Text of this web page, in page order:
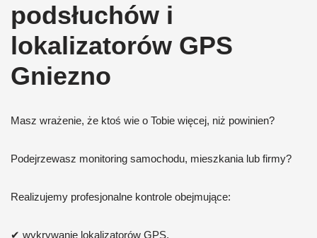
podsłuchów i
lokalizatorów GPS
Gniezno
Masz wrażenie, że ktoś wie o Tobie więcej, niż powinien?
Podejrzewasz monitoring samochodu, mieszkania lub firmy?
Realizujemy profesjonalne kontrole obejmujące:
✔ wykrywanie lokalizatorów GPS,